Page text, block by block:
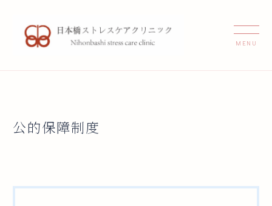
公的保障制度